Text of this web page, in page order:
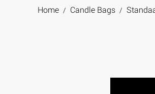
Home / Candle Bags /